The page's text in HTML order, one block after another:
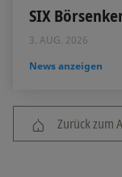
SIX
3. AUG. 2026
News anzeigen
Zurück zum